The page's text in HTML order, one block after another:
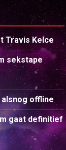
Travis Kelce
sekstape
offline
gaat definitief